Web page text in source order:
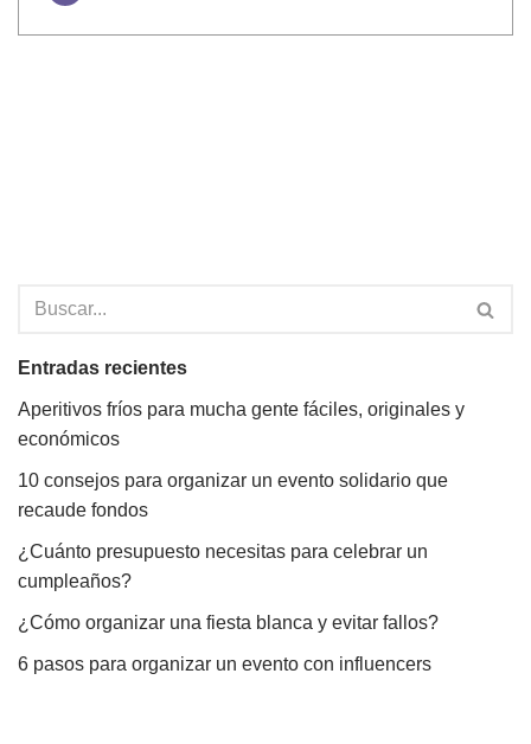
Entradas recientes
Aperitivos fríos para mucha gente fáciles, originales y
económicos
10 consejos para organizar un evento solidario que
recaude fondos
¿Cuánto presupuesto necesitas para celebrar un
cumpleaños?
¿Cómo organizar una fiesta blanca y evitar fallos?
6 pasos para organizar un evento con influencers